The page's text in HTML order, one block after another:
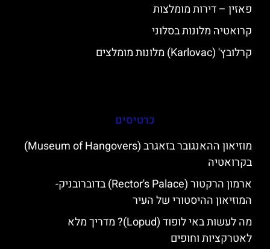
פאזין – דירות מומלצות
קרואטיה מלונות בסלוני
קרלובץ' (Karlovac) מלונות מומלצים
כרטיסים
מוזיאון ההאנגובר בזאגרב (Museum of Hangovers)
בקרואטיה
ארמון הרקטור (Rector's Palace) בדוברובניק-
המוזיאון ההיסטורי של העיר
מה לעשות באי לופוד (Lopud)? מדריך מלא
לאטרקציות וחופים